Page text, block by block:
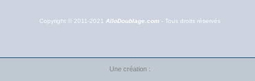
Copyright © 2011-2021 AlloDoublage.com - Tous droits réservés
Une création :